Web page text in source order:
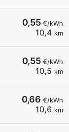
0,55 €/kWh
10,4 km
0,55 €/kWh
10,5 km
0,66 €/kWh
10,6 km